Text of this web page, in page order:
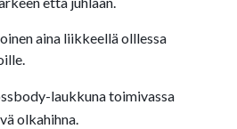
aina liikkeellä olllessa
laukkuna toimivassa
olkahihna.